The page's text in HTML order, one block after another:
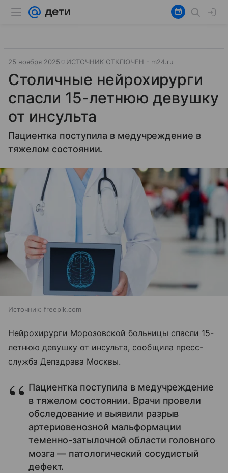
25 ноября 2025 ИСТОЧНИК ОТКЛЮЧЕН - m24.ru
Столичные нейрохирурги
спасли 15-летнюю девушку
от инсульта
Пациентка поступила в медучреждение в
тяжелом состоянии.
Источник: freepik.com
Нейрохирурги Морозовской больницы спасли 15-
летнюю девушку от инсульта, сообщила пресс-
служба Депздрава Москвы.
Пациентка поступила в медучреждение
в тяжелом состоянии. Врачи провели
обследование и выявили разрыв
артериовенозной мальформации
теменно-затылочной области головного
мозга — патологический сосудистый
дефект.